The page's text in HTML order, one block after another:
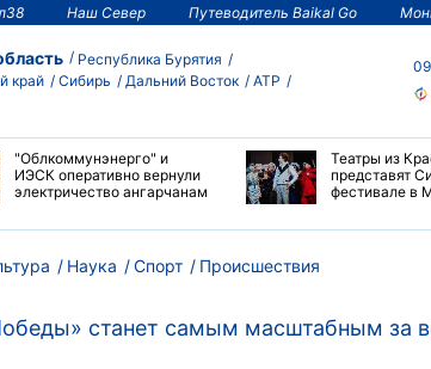
Наш Север Путеводитель Baikal Go
Республика Бурятия
край
Сибирь Дальний Восток
АТР
"Облкоммунэнерго" и
ИЭСК оперативно вернули
электричество ангарчанам
Театры из
представят
фестивале в
Наука Спорт Происшествия
станет самым масштабным за